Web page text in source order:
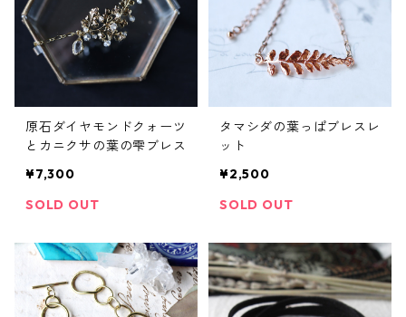
原石ダイヤモンドクォーツ
とカニクサの葉の雫ブレス
¥7,300
SOLD OUT
タマシダの葉っぱブレスレ
ット
¥2,500
SOLD OUT